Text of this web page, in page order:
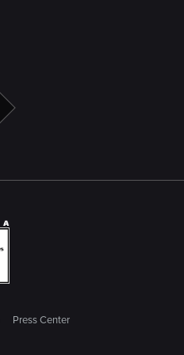
Press Center